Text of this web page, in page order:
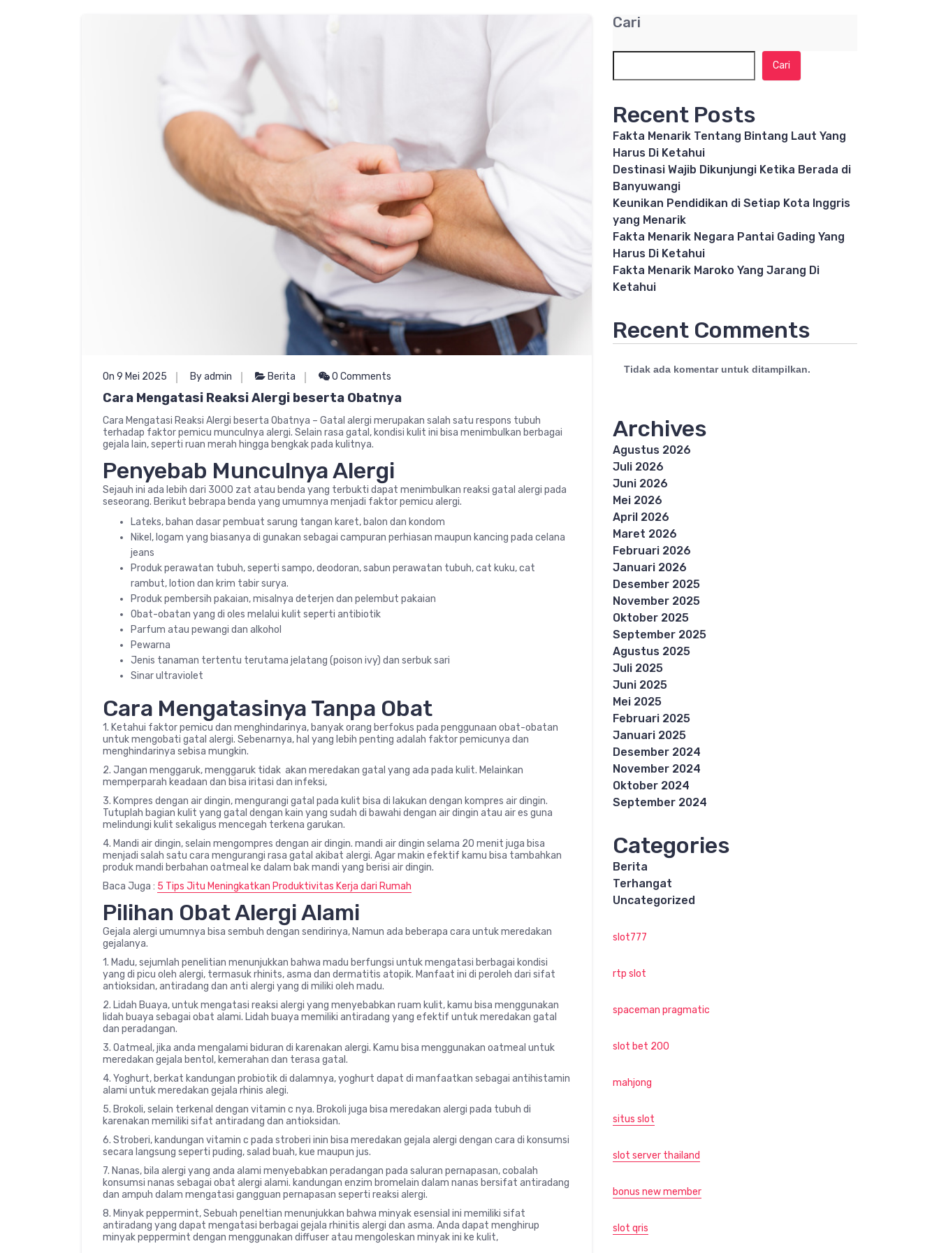
On 9 Mei 2025 By admin Berita 0 Comments
Cara Mengatasi Reaksi Alergi beserta Obatnya
Cara Mengatasi Reaksi Alergi beserta Obatnya – Gatal alergi merupakan salah satu respons tubuh
terhadap faktor pemicu munculnya alergi. Selain rasa gatal, kondisi kulit ini bisa menimbulkan berbagai
gejala lain, seperti ruan merah hingga bengkak pada kulitnya.
Penyebab Munculnya Alergi
Sejauh ini ada lebih dari 3000 zat atau benda yang terbukti dapat menimbulkan reaksi gatal alergi pada
seseorang. Berikut bebrapa benda yang umumnya menjadi faktor pemicu alergi.
Lateks, bahan dasar pembuat sarung tangan karet, balon dan kondom
Nikel, logam yang biasanya di gunakan sebagai campuran perhiasan maupun kancing pada celana
jeans
Produk perawatan tubuh, seperti sampo, deodoran, sabun perawatan tubuh, cat kuku, cat
rambut, lotion dan krim tabir surya.
Produk pembersih pakaian, misalnya deterjen dan pelembut pakaian
Obat-obatan yang di oles melalui kulit seperti antibiotik
Parfum atau pewangi dan alkohol
Pewarna
Jenis tanaman tertentu terutama jelatang (poison ivy) dan serbuk sari
Sinar ultraviolet
Cara Mengatasinya Tanpa Obat
1. Ketahui faktor pemicu dan menghindarinya, banyak orang berfokus pada penggunaan obat-obatan
untuk mengobati gatal alergi. Sebenarnya, hal yang lebih penting adalah faktor pemicunya dan
menghindarinya sebisa mungkin.
2. Jangan menggaruk, menggaruk tidak akan meredakan gatal yang ada pada kulit. Melainkan
memperparah keadaan dan bisa iritasi dan infeksi,
3. Kompres dengan air dingin, mengurangi gatal pada kulit bisa di lakukan dengan kompres air dingin.
Tutuplah bagian kulit yang gatal dengan kain yang sudah di bawahi dengan air dingin atau air es guna
melindungi kulit sekaligus mencegah terkena garukan.
4. Mandi air dingin, selain mengompres dengan air dingin. mandi air dingin selama 20 menit juga bisa
menjadi salah satu cara mengurangi rasa gatal akibat alergi. Agar makin efektif kamu bisa tambahkan
produk mandi berbahan oatmeal ke dalam bak mandi yang berisi air dingin.
Baca Juga : 5 Tips Jitu Meningkatkan Produktivitas Kerja dari Rumah
Pilihan Obat Alergi Alami
Gejala alergi umumnya bisa sembuh dengan sendirinya, Namun ada beberapa cara untuk meredakan
gejalanya.
1. Madu, sejumlah penelitian menunjukkan bahwa madu berfungsi untuk mengatasi berbagai kondisi
yang di picu oleh alergi, termasuk rhinits, asma dan dermatitis atopik. Manfaat ini di peroleh dari sifat
antioksidan, antiradang dan anti alergi yang di miliki oleh madu.
2. Lidah Buaya, untuk mengatasi reaksi alergi yang menyebabkan ruam kulit, kamu bisa menggunakan
lidah buaya sebagai obat alami. Lidah buaya memiliki antiradang yang efektif untuk meredakan gatal
dan peradangan.
3. Oatmeal, jika anda mengalami biduran di karenakan alergi. Kamu bisa menggunakan oatmeal untuk
meredakan gejala bentol, kemerahan dan terasa gatal.
4. Yoghurt, berkat kandungan probiotik di dalamnya, yoghurt dapat di manfaatkan sebagai antihistamin
alami untuk meredakan gejala rhinis alegi.
5. Brokoli, selain terkenal dengan vitamin c nya. Brokoli juga bisa meredakan alergi pada tubuh di
karenakan memiliki sifat antiradang dan antioksidan.
6. Stroberi, kandungan vitamin c pada stroberi inin bisa meredakan gejala alergi dengan cara di konsumsi
secara langsung seperti puding, salad buah, kue maupun jus.
7. Nanas, bila alergi yang anda alami menyebabkan peradangan pada saluran pernapasan, cobalah
konsumsi nanas sebagai obat alergi alami. kandungan enzim bromelain dalam nanas bersifat antiradang
dan ampuh dalam mengatasi gangguan pernapasan seperti reaksi alergi.
8. Minyak peppermint, Sebuah peneltian menunjukkan bahwa minyak esensial ini memiliki sifat
antiradang yang dapat mengatasi berbagai gejala rhinitis alergi dan asma. Anda dapat menghirup
minyak peppermint dengan menggunakan diffuser atau mengoleskan minyak ini ke kulit,
Cari
Cari
Recent Posts
Fakta Menarik Tentang Bintang Laut Yang
Harus Di Ketahui
Destinasi Wajib Dikunjungi Ketika Berada di
Banyuwangi
Keunikan Pendidikan di Setiap Kota Inggris
yang Menarik
Fakta Menarik Negara Pantai Gading Yang
Harus Di Ketahui
Fakta Menarik Maroko Yang Jarang Di
Ketahui
Recent Comments
Tidak ada komentar untuk ditampilkan.
Archives
Agustus 2026
Juli 2026
Juni 2026
Mei 2026
April 2026
Maret 2026
Februari 2026
Januari 2026
Desember 2025
November 2025
Oktober 2025
September 2025
Agustus 2025
Juli 2025
Juni 2025
Mei 2025
Februari 2025
Januari 2025
Desember 2024
November 2024
Oktober 2024
September 2024
Categories
Berita
Terhangat
Uncategorized
slot777
rtp slot
spaceman pragmatic
slot bet 200
mahjong
situs slot
slot server thailand
bonus new member
slot qris